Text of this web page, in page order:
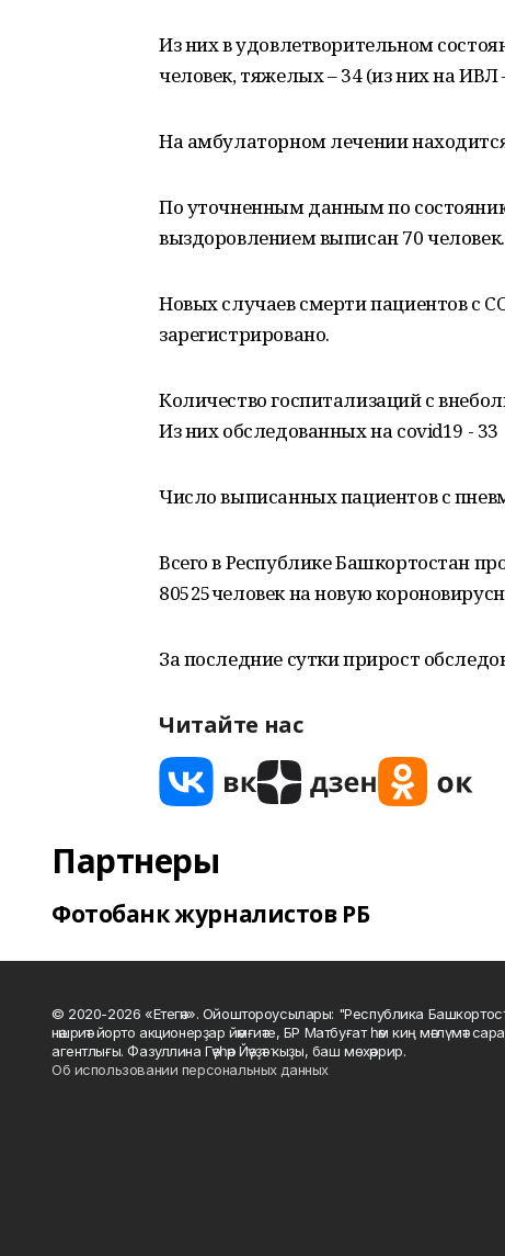
Из них в удовлетворительном
человек, тяжелых – 34 (из них на ИВЛ
На амбулаторном лечении
По уточненным данным по
выздоровлением выписан 70
Новых случаев смерти пациентов с
зарегистрировано.
Количество госпитализаций с
Из них обследованных на covid19 - 33
Число выписанных пациентов с
Всего в Республике Башкортостан
80525человек на новую
За последние сутки прирост
Читайте нас
Партнеры
Фотобанк журналистов РБ
© 2020-2026 «Етегән». Ойоштороусылары: "Республика
нәшриәт йорто акционерҙар йәмғиәте, БР Матбуғат һәм киң мәғлүмәт
агентлығы. Фазуллина Гәүһәр Йәүҙәт ҡыҙы, баш мөхәррир.
Об использовании персональных данных